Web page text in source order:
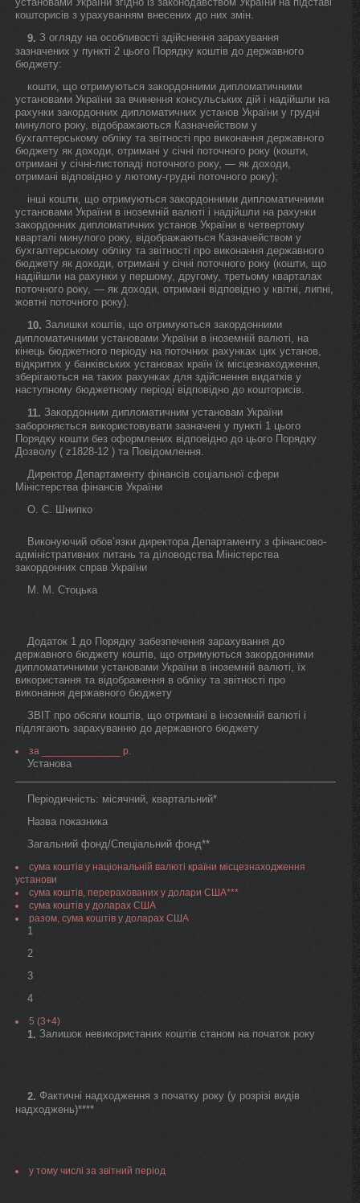
кошторисів з урахуванням внесених до них змін.
9. З огляду на особливості здійснення зарахування
зазначених у пункті 2 цього Порядку коштів до державного
бюджету:
кошти, що отримуються закордонними дипломатичними
установами України за вчинення консульських дій і надійшли на
рахунки закордонних дипломатичних установ України у грудні
минулого року, відображаються Казначейством у
бухгалтерському обліку та звітності про виконання державного
бюджету як доходи, отримані у січні поточного року (кошти,
отримані у січні-листопаді поточного року, — як доходи,
отримані відповідно у лютому-грудні поточного року);
інші кошти, що отримуються закордонними дипломатичними
установами України в іноземній валюті і надійшли на рахунки
закордонних дипломатичних установ України в четвертому
кварталі минулого року, відображаються Казначейством у
бухгалтерському обліку та звітності про виконання державного
бюджету як доходи, отримані у січні поточного року (кошти, що
надійшли на рахунки у першому, другому, третьому кварталах
поточного року, — як доходи, отримані відповідно у квітні, липні,
жовтні поточного року).
10. Залишки коштів, що отримуються закордонними
дипломатичними установами України в іноземній валюті, на
кінець бюджетного періоду на поточних рахунках цих установ,
відкритих у банківських установах країн їх місцезнаходження,
зберігаються на таких рахунках для здійснення видатків у
наступному бюджетному періоді відповідно до кошторисів.
11. Закордонним дипломатичним установам України
забороняється використовувати зазначені у пункті 1 цього
Порядку кошти без оформлених відповідно до цього Порядку
Дозволу ( z1828-12 ) та Повідомлення.
Директор Департаменту фінансів соціальної сфери
Міністерства фінансів України
О. С. Шнипко
Виконуючий обов’язки директора Департаменту з фінансово-
адміністративних питань та діловодства Міністерства
закордонних справ України
М. М. Стоцька
Додаток 1 до Порядку забезпечення зарахування до
державного бюджету коштів, що отримуються закордонними
дипломатичними установами України в іноземній валюті, їх
використання та відображення в обліку та звітності про
виконання державного бюджету
ЗВІТ про обсяги коштів, що отримані в іноземній валюті і
підлягають зарахуванню до державного бюджету
за ______________ р.
Установа
Періодичність: місячний, квартальний*
Назва показника
Загальний фонд/Спеціальний фонд**
сума коштів у національній валюті країни місцезнаходження
установи
сума коштів, перерахованих у долари США***
сума коштів у доларах США
разом, сума коштів у доларах США
1
2
3
4
5 (3+4)
1. Залишок невикористаних коштів станом на початок року
2. Фактичні надходження з початку року (у розрізі видів
надходжень)****
у тому числі за звітний період